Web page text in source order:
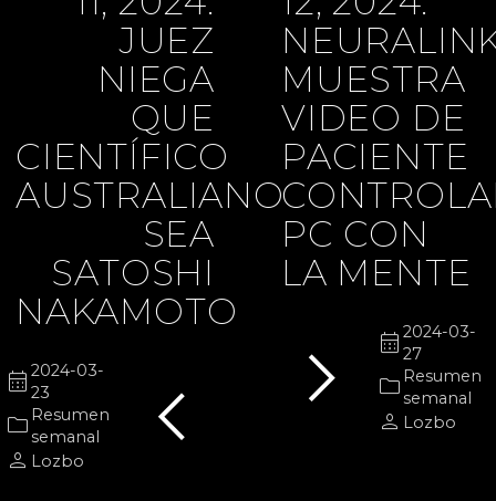
JUEZ
NIEGA
QUE
CIENTÍFICO
AUSTRALIANO
SEA
SATOSHI
NAKAMOTO
calendar_month 2024-03-
23
folder Resumen
semanal
person Lozbo chevron_left
MUESTRA
VIDEO DE
PACIENTE
PC CON
LA MENTE
calendar_month 2024-03-
27
folder Resumen
semanal
person Lozbo
chevron_right